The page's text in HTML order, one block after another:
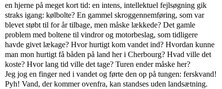
en hjerne på meget kort tid: en intens, intellektuel fejlsøgning gik
straks igang: kølbolte? En gammel skroggennemføring, som var
blevet støbt til for år tilbage, men måske lækkede? Det gamle
problem med boltene til vindror og motorbeslag, som tidligere
havde givet lækage? Hvor hurtigt kom vandet ind? Hvordan kunne
man mon hurtigt få båden på land her i Cherbourg? Hvad ville det
koste? Hvor lang tid ville det tage? Turen ender måske her?
Jeg jog en finger ned i vandet og førte den op på tungen: ferskvand!
Pyh! Vand, der kommer ovenfra, kan standses uden landsætning.